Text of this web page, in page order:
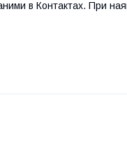
в Контактах. При